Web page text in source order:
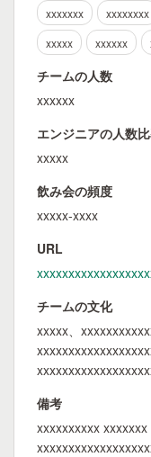
xxxxxxx
xxxxxxxx
xxxxx
xxxxxx
チームの人数
xxxxxx
エンジニアの人数
xxxxx
飲み会の頻度
xxxxx-xxxx
URL
チームの文化
xxxxx、
備考
xxxxxxxxxx